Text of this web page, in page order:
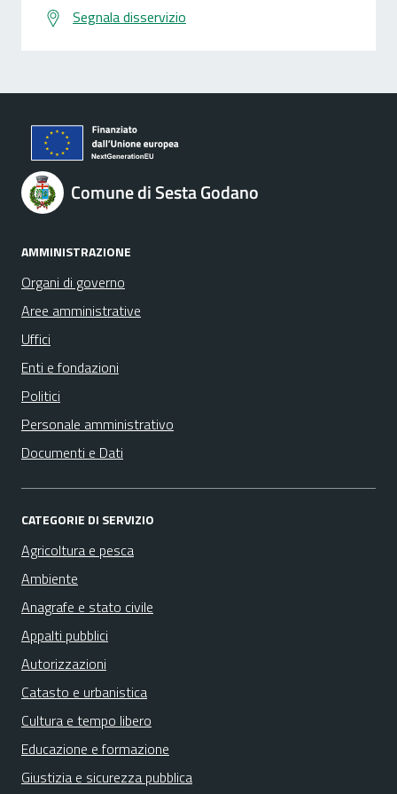
Segnala disservizio
Comune di Sesta Godano
AMMINISTRAZIONE
Organi di governo
Aree amministrative
Uffici
Enti e fondazioni
Politici
Personale amministrativo
Documenti e Dati
CATEGORIE DI SERVIZIO
Agricoltura e pesca
Ambiente
Anagrafe e stato civile
Appalti pubblici
Autorizzazioni
Catasto e urbanistica
Cultura e tempo libero
Educazione e formazione
Giustizia e sicurezza pubblica